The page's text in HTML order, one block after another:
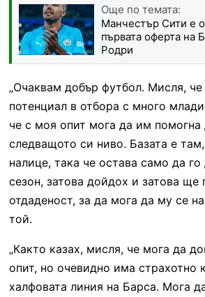
Още по темата:
Манчестър Сити е
първата оферта на
Родри
„Очаквам добър футбол. Мисля,
потенциал в отбора с много
че с моя опит мога да им помогна
следващото си ниво. Базата е
налице, така че остава само да
сезон, затова дойдох и затова
отдаденост, за да мога да му се
той.
„Както казах, мисля, че мога да
опит, но очевидно има страхотно
халфовата линия на Барса. Мога